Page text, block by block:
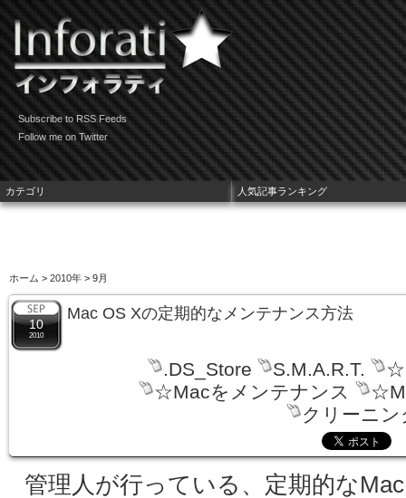
Subscribe to RSS Feeds
Follow me on Twitter
ホーム > 2010年 > 9月
10
2010
Mac OS Xの定期的なメンテナンス方法
.DS_Store S.M.A.R.T.
☆Macをメンテナンス
クリーニン
管理人が行っている、定期的なMac
カテゴリ 人気記事ランキング